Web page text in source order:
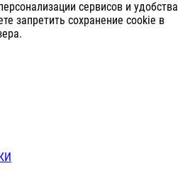
сервисов и удобства
запретить сохранение cookie в